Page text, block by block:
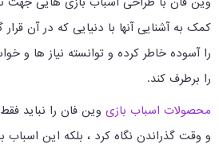
کمک به آشنایی آنها با دنیایی که در آن قرار
را آسوده خاطر کرده و توانسته نیاز ها و
را برطرف کند.
محصولات اسباب بازی وین فان را نباید
و وقت گذراندن نگاه کرد ، بلکه این اسباب